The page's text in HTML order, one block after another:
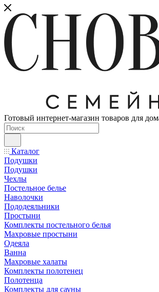
Готовый интернет-магазин товаров для
Каталог
Подушки
Подушки
Чехлы
Постельное белье
Наволочки
Пододеяльники
Простыни
Комплекты постельного белья
Махровые простыни
Одеяла
Ванна
Махровые халаты
Комплекты полотенец
Полотенца
Комплекты для сауны